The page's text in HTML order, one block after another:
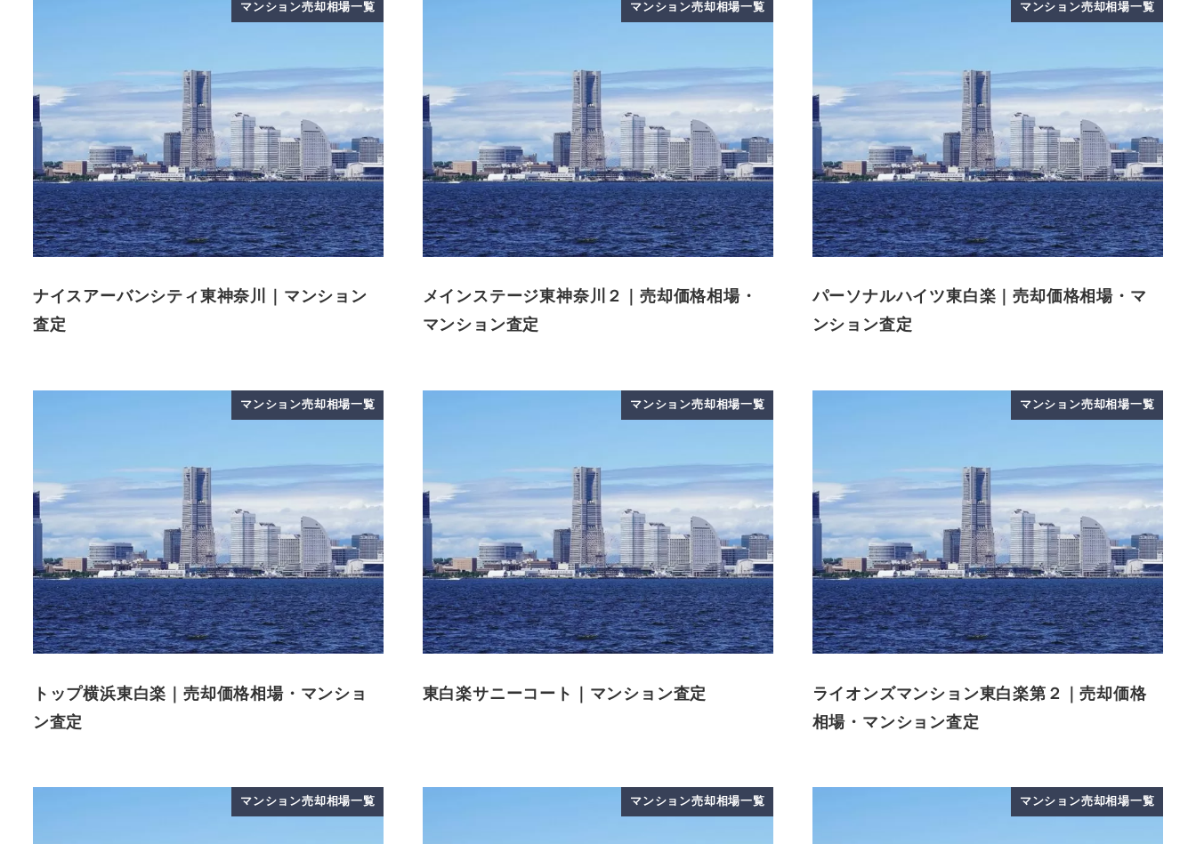
マンション売却相場一覧
ナイスアーバンシティ東神奈川｜マンション
査定
マンション売却相場一覧
メインステージ東神奈川２｜売却価格相場・
マンション査定
マンション売却相場一覧
パーソナルハイツ東白楽｜売却価格相場・マ
ンション査定
マンション売却相場一覧
トップ横浜東白楽｜売却価格相場・マンショ
ン査定
マンション売却相場一覧
東白楽サニーコート｜マンション査定
マンション売却相場一覧
ライオンズマンション東白楽第２｜売却価格
相場・マンション査定
マンション売却相場一覧 マンション売却相場一覧 マンション売却相場一覧